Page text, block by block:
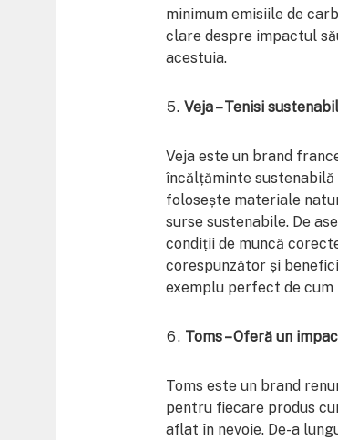
minimum emisiile de
clare despre impactul
acestuia.
Veja – Tenisi
Veja este un brand
încălțăminte
folosește materiale
surse sustenabile. De
condiții de muncă
corespunzător și
exemplu perfect de
Toms – Oferă un
Toms este un brand
pentru fiecare produs
aflat în nevoie. De-a